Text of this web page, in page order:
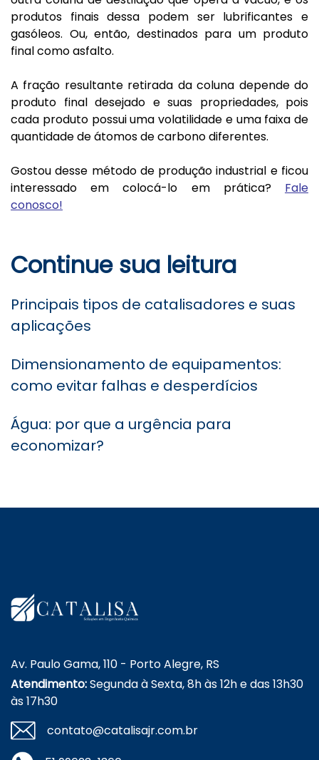
produtos finais dessa podem ser lubrificantes e
gasóleos. Ou, então, destinados para um produto
final como asfalto.
A fração resultante retirada da coluna depende do
produto final desejado e suas propriedades, pois
cada produto possui uma volatilidade e uma faixa de
quantidade de átomos de carbono diferentes.
Gostou desse método de produção industrial e ficou
interessado em colocá-lo em prática? Fale
conosco!
Continue sua leitura
Principais tipos de catalisadores e suas
aplicações
Dimensionamento de equipamentos:
como evitar falhas e desperdícios
Água: por que a urgência para
economizar?
Av. Paulo Gama, 110 - Porto Alegre, RS
Atendimento:Segunda à Sexta, 8h às 12h e das 13h30
às 17h30
contato@catalisajr.com.br